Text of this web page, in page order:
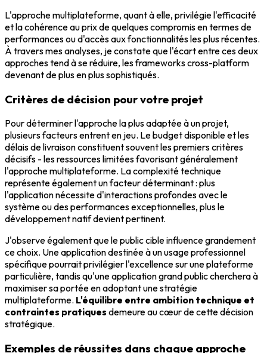
L'approche multiplateforme, quant à elle, privilégie l'efficacité
et la cohérence au prix de quelques compromis en termes de
performances ou d'accès aux fonctionnalités les plus récentes.
À travers mes analyses, je constate que l'écart entre ces deux
approches tend à se réduire, les frameworks cross-platform
devenant de plus en plus sophistiqués.
Critères de décision pour votre projet
Pour déterminer l'approche la plus adaptée à un projet,
plusieurs facteurs entrent en jeu. Le budget disponible et les
délais de livraison constituent souvent les premiers critères
décisifs - les ressources limitées favorisant généralement
l'approche multiplateforme. La complexité technique
représente également un facteur déterminant : plus
l'application nécessite d'interactions profondes avec le
système ou des performances exceptionnelles, plus le
développement natif devient pertinent.
J'observe également que le public cible influence grandement
ce choix. Une application destinée à un usage professionnel
spécifique pourrait privilégier l'excellence sur une plateforme
particulière, tandis qu'une application grand public cherchera à
maximiser sa portée en adoptant une stratégie
multiplateforme. L'équilibre entre ambition technique et
contraintes pratiques demeure au cœur de cette décision
stratégique.
Exemples de réussites dans chaque approche